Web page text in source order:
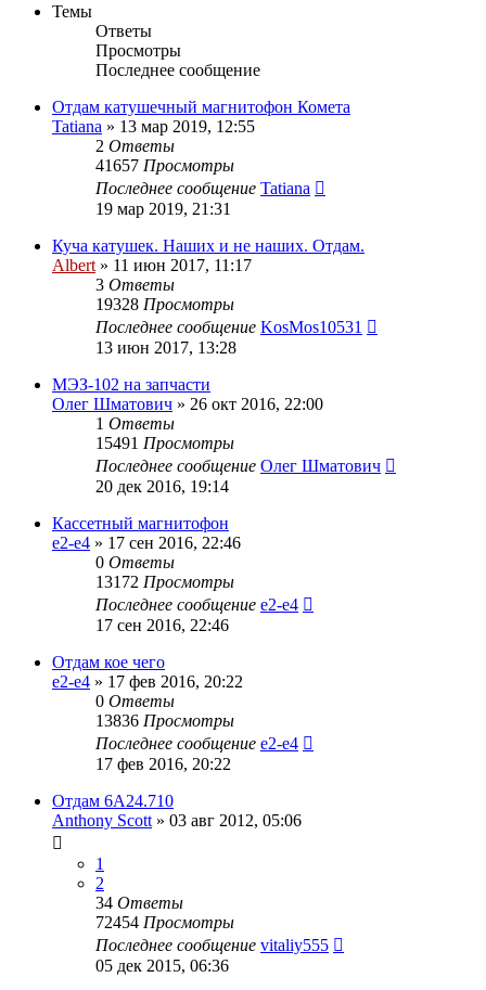
Темы
Ответы
Просмотры
Последнее сообщение
Отдам катушечный магнитофон Комета
Tatiana » 13 мар 2019, 12:55
2 Ответы
41657 Просмотры
Последнее сообщение Tatiana
19 мар 2019, 21:31
Куча катушек. Наших и не наших. Отдам.
Albert » 11 июн 2017, 11:17
3 Ответы
19328 Просмотры
Последнее сообщение KosMos10531
13 июн 2017, 13:28
МЭЗ-102 на запчасти
Олег Шматович » 26 окт 2016, 22:00
1 Ответы
15491 Просмотры
Последнее сообщение Олег Шматович
20 дек 2016, 19:14
Кассетный магнитофон
e2-e4 » 17 сен 2016, 22:46
0 Ответы
13172 Просмотры
Последнее сообщение e2-e4
17 сен 2016, 22:46
Отдам кое чего
e2-e4 » 17 фев 2016, 20:22
0 Ответы
13836 Просмотры
Последнее сообщение e2-e4
17 фев 2016, 20:22
Отдам 6А24.710
Anthony Scott » 03 авг 2012, 05:06
1
2
34 Ответы
72454 Просмотры
Последнее сообщение vitaliy555
05 дек 2015, 06:36